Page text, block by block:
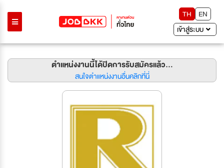
TH
EN
เข้าสู่ระบบ
ตำแหน่งงานนี้ได้ปิดการรับสมัครแล้ว...
สนใจตำแหน่งงานอื่นคลิกที่นี่